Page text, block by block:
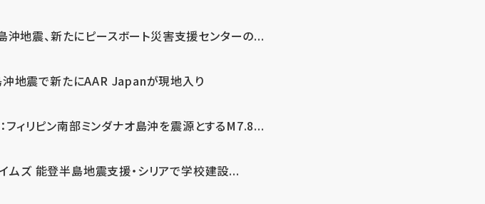
沖地震、新たにピースボート災害支援センターの...
沖地震で新たにAAR Japanが現地入り
ィリピン南部ミンダナオ島沖を震源とするM7.8...
ムズ 能登半島地震支援・シリアで学校建設...